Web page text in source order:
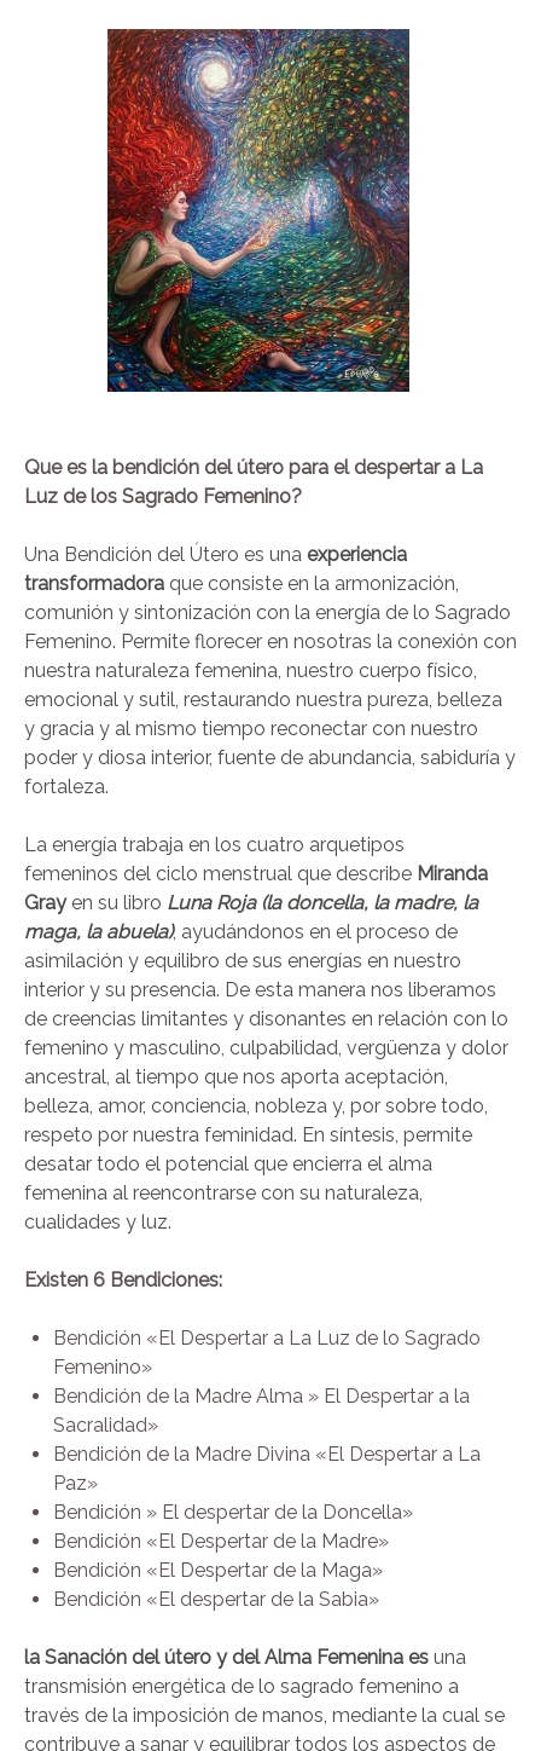
Que es la bendición del útero para el despertar a La
Luz de los Sagrado Femenino?
Una Bendición del Útero es una experiencia
transformadora que consiste en la armonización,
comunión y sintonización con la energía de lo Sagrado
Femenino. Permite florecer en nosotras la conexión con
nuestra naturaleza femenina, nuestro cuerpo físico,
emocional y sutil, restaurando nuestra pureza, belleza
y gracia y al mismo tiempo reconectar con nuestro
poder y diosa interior, fuente de abundancia, sabiduría y
fortaleza.
La energía trabaja en los cuatro arquetipos
femeninos del ciclo menstrual que describe Miranda
Grayen su libro Luna Roja (la doncella, la madre, la
maga, la abuela), ayudándonos en el proceso de
asimilación y equilibro de sus energías en nuestro
interior y su presencia. De esta manera nos liberamos
de creencias limitantes y disonantes en relación con lo
femenino y masculino, culpabilidad, vergüenza y dolor
ancestral, al tiempo que nos aporta aceptación,
belleza, amor, conciencia, nobleza y, por sobre todo,
respeto por nuestra feminidad. En síntesis, permite
desatar todo el potencial que encierra el alma
femenina al reencontrarse con su naturaleza,
cualidades y luz.
Existen 6 Bendiciones:
Bendición «El Despertar a La Luz de lo Sagrado
Femenino»
Bendición de la Madre Alma » El Despertar a la
Sacralidad»
Bendición de la Madre Divina «El Despertar a La
Paz»
Bendición » El despertar de la Doncella»
Bendición «El Despertar de la Madre»
Bendición «El Despertar de la Maga»
Bendición «El despertar de la Sabia»
la Sanación del útero y del Alma Femenina es una
transmisión energética de lo sagrado femenino a
través de la imposición de manos, mediante la cual se
contribuye a sanar y equilibrar todos los aspectos de